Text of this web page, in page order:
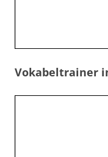
Vokabeltrainer